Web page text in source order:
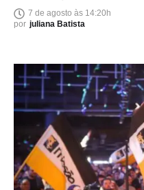
7 de agosto às 14:20h
por juliana Batista